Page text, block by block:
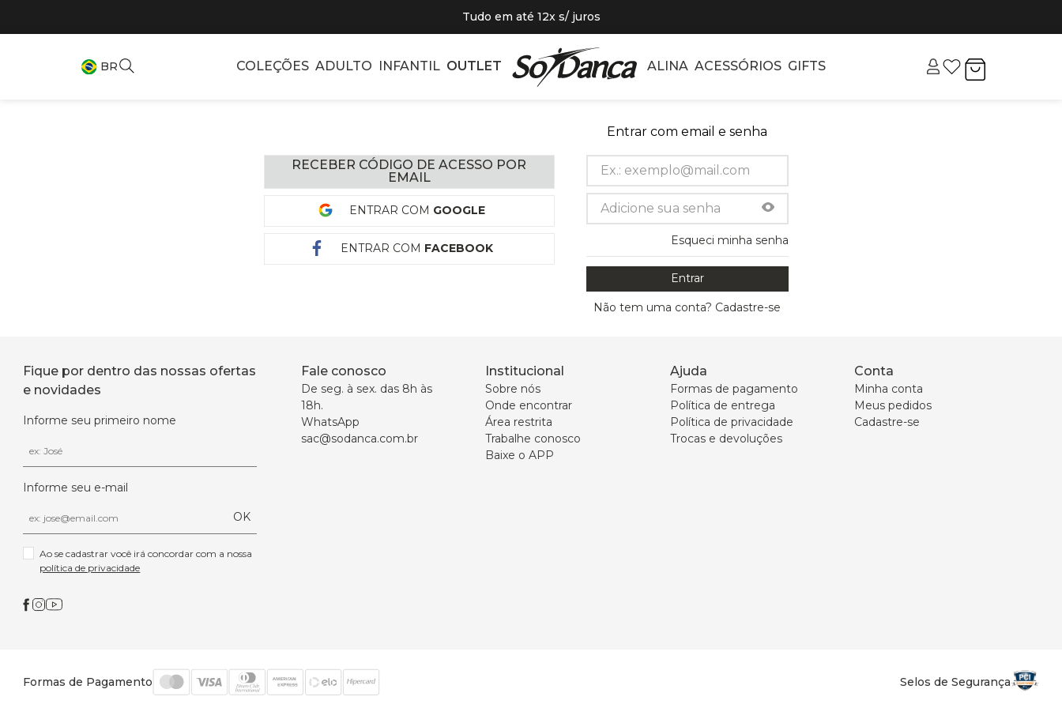
Tudo em até 12x s/ juros
BR COLEÇÕES ADULTO INFANTIL OUTLET ALINA ACESSÓRIOS GIFTS
RECEBER CÓDIGO DE ACESSO POR
EMAIL
ENTRAR COM GOOGLE
ENTRAR COM FACEBOOK
Entrar com email e senha
Esqueci minha senha
Entrar
Não tem uma conta? Cadastre-se
Fique por dentro das nossas ofertas
e novidades
Informe seu primeiro nome
Informe seu e-mail
OK
política de privacidade
Fale conosco
De seg. à sex. das 8h às
18h.
WhatsApp
sac@sodanca.com.br
Institucional
Sobre nós
Onde encontrar
Área restrita
Trabalhe conosco
Baixe o APP
Ajuda
Formas de pagamento
Política de entrega
Política de privacidade
Trocas e devoluções
Conta
Minha conta
Meus pedidos
Cadastre-se
Formas de Pagamento Selos de Segurança